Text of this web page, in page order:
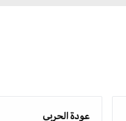
عودة الحربي